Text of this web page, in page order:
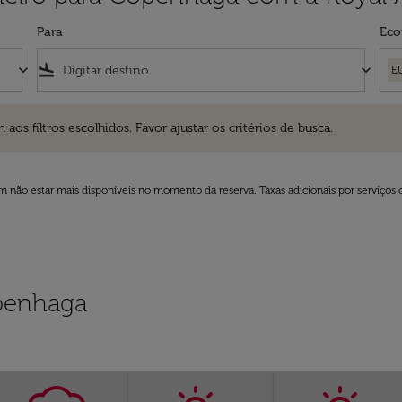
keyboard_arrow_down
Para
flight_land keyboard_arrow_down
filtros escolhidos. Favor ajustar os critérios de busca.
estar mais disponíveis no momento da reserva. Taxas adicionais por serviços